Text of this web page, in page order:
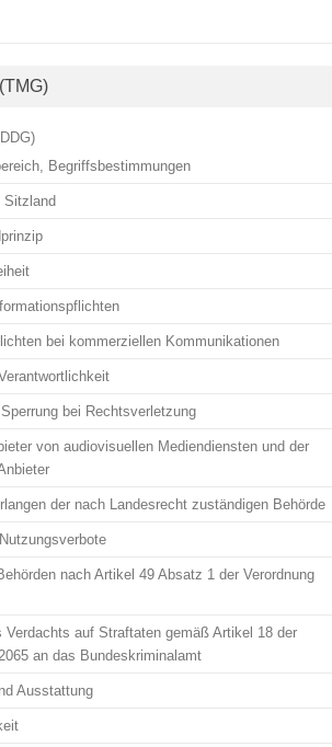
Begriffsbestimmungen
Sitzland
bei kommerziellen Kommunikationen
bei Rechtsverletzung
von audiovisuellen Mediendiensten und der
der nach Landesrecht zuständigen Behörde
nach Artikel 49 Absatz 1 der Verordnung
Verdachts auf Straftaten gemäß Artikel 18 der
an das Bundeskriminalamt
Ausstattung